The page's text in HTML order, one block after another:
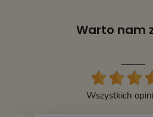
Warto nam
Wszystkich